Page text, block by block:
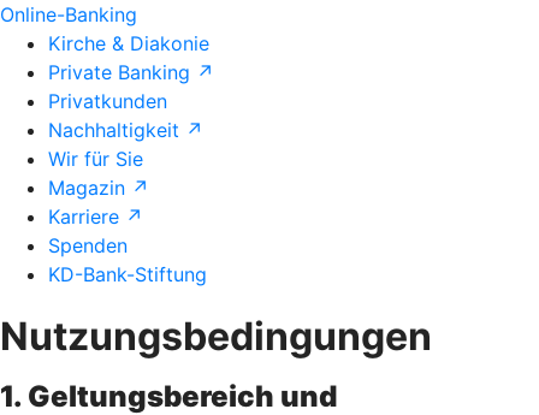
Online-Banking
Kirche & Diakonie
Private Banking ↗
Privatkunden
Nachhaltigkeit ↗
Wir für Sie
Magazin ↗
Karriere ↗
Spenden
KD-Bank-Stiftung
Nutzungsbedingungen
1. Geltungsbereich und